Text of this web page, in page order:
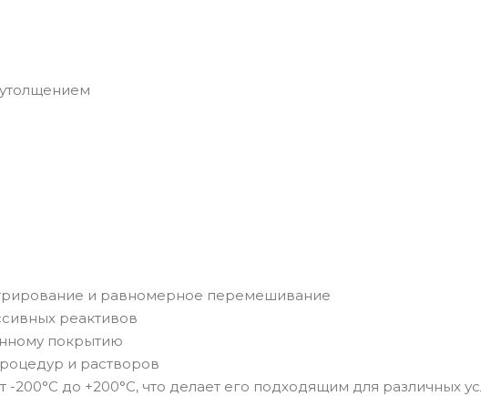
и равномерное перемешивание
реактивов
покрытию
и растворов
200°C до +200°C, что делает его подходящим для различных